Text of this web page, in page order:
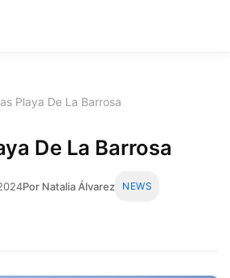
Playa De La Barrosa
De La Barrosa
Por Natalia Álvarez NEWS